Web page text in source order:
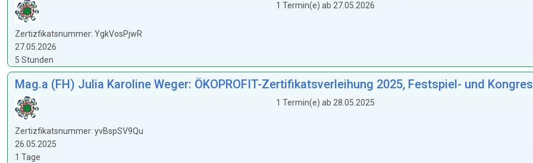
Zertizfikatsnummer: YgkVosPjwR
27.05.2026
5 Stunden
1 Termin(e) ab 27.05.2026
Mag.a (FH) Julia Karoline Weger: ÖKOPROFIT-Zertifikatsverleihung 2025, Festspiel- und
Zertizfikatsnummer: yvBspSV9Qu
26.05.2025
1 Tage
1 Termin(e) ab 28.05.2025